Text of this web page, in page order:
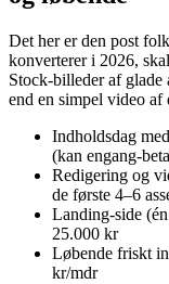
Det her er den post
konverterer i 2026,
Stock-billeder af glade
end en simpel video af
Indholdsdag
(kan engang-
Redigering og
de første 4–6
Landing-side
25.000 kr
Løbende friskt
kr/mdr